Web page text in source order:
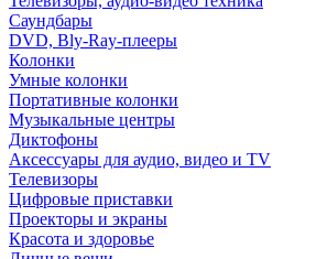
Саундбары
DVD, Bly-Ray-плееры
Колонки
Умные колонки
Портативные колонки
Музыкальные центры
Диктофоны
Аксессуары для аудио, видео и TV
Телевизоры
Цифровые приставки
Проекторы и экраны
Красота и здоровье